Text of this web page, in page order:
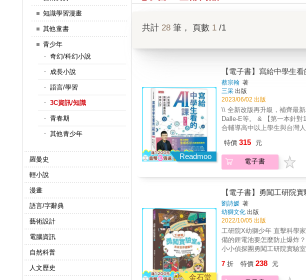
知識學習漫畫
其他童書
青少年
奇幻/科幻小說
成長小說
語言/學習
3C資訊/知識
青春期
其他青少年
羅曼史
輕小說
漫畫
語言/字辭典
藝術設計
電腦資訊
自然科普
人文歷史
共計 28 筆， 頁數 1 /1
Readmoo
【電子書】寫給中學生
蔡宗翰 著
三采 出版
2023/06/02 出版
\\ 全新改版再升級，補齊最
Dalle-E等。 & 【第一本針
合輔導高中以上學生與台灣
任何 AI 新手。
呈現多元跨域整合的實例，
法隨機應變，卻能取代50%
養主動積極的思考力、研究
運用AI、打造AI！ & 【本書
署。如何問好問題、如何設
入AI產業的具體途徑。 & 【
特價 315 元
電子書
金石堂
【電子書】勇闖工研院
劉詩媛 著
幼獅文化 出版
2022/10/05 出版
工研院X幼獅少年 直擊科學家的實驗室 精采揭密Part2！ 無人車為什麼能自動駕駛？ 未來的機器人和以前的機器人有什麼不一樣？ 手機、筆電必
備的鋰電池要怎麼防止爆炸？ 新型細菌病毒威脅下，一顆藥是怎麼誕生的？ 科技日新月異，少年們要面臨的未來世界，與以往截然不同。 快跟著
小小偵探團勇闖工研院實驗室，一起來一趟未來科技大解密！ 本
教育現場極為重視的課程領
養。 《勇闖工研院實驗室》帶領大家揭開工研院實驗室的神祕面紗，一探第一線實驗室的真面目，透過這個難得體驗，讓小讀者們藉由科普閱
7 折 特價 238 元